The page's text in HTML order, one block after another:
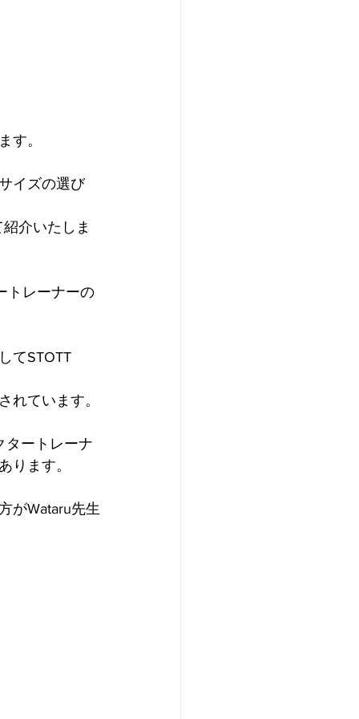
す。
イズの選び
介いたしま
トレーナーの
てSTOTT
れています。
タートレーナ
ります。
がWataru先生